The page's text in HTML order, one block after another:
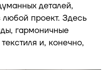
деталей,
любой проект. Здесь
гармоничные
и, конечно,